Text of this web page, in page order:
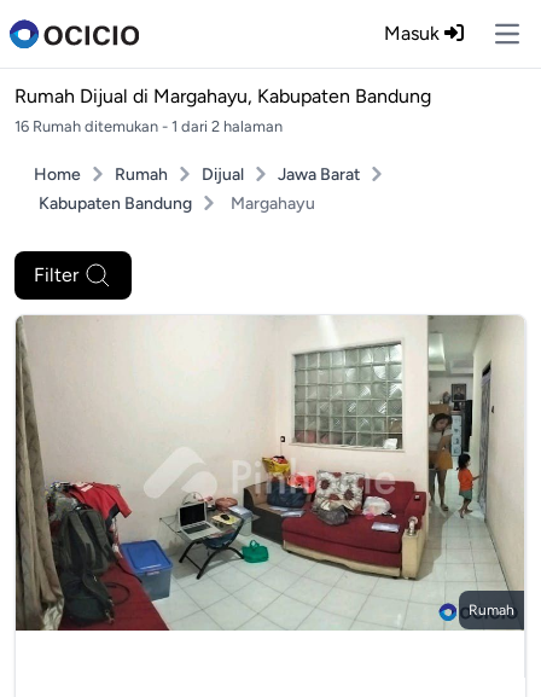
Masuk
Rumah Dijual di Margahayu, Kabupaten Bandung
16 Rumah ditemukan - 1 dari 2 halaman
Home Rumah Dijual
Jawa Barat
Kabupaten Bandung
Margahayu
Filter
Rumah